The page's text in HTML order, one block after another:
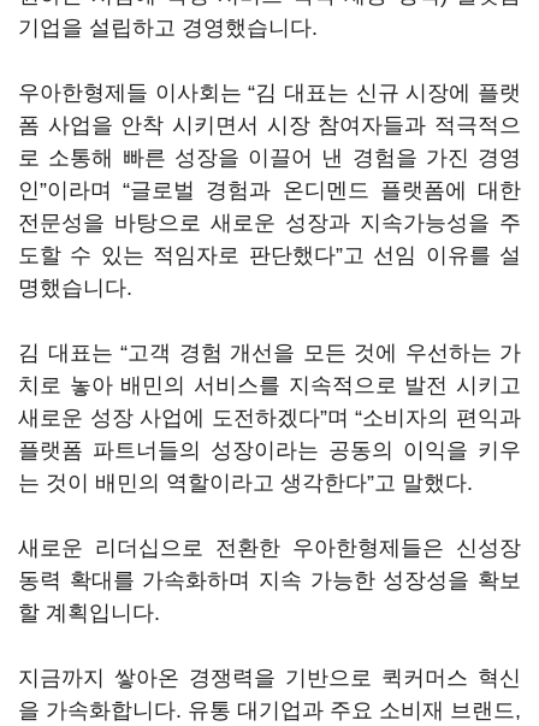
기업을 설립하고 경영했습니다.
우아한형제들 이사회는 “김 대표는 신규 시장에 플랫
폼 사업을 안착 시키면서 시장 참여자들과 적극적으
로 소통해 빠른 성장을 이끌어 낸 경험을 가진 경영
인”이라며 “글로벌 경험과 온디멘드 플랫폼에 대한
전문성을 바탕으로 새로운 성장과 지속가능성을 주
도할 수 있는 적임자로 판단했다”고 선임 이유를 설
명했습니다.
김 대표는 “고객 경험 개선을 모든 것에 우선하는 가
치로 놓아 배민의 서비스를 지속적으로 발전 시키고
새로운 성장 사업에 도전하겠다”며 “소비자의 편익과
플랫폼 파트너들의 성장이라는 공동의 이익을 키우
는 것이 배민의 역할이라고 생각한다”고 말했다.
새로운 리더십으로 전환한 우아한형제들은 신성장
동력 확대를 가속화하며 지속 가능한 성장성을 확보
할 계획입니다.
지금까지 쌓아온 경쟁력을 기반으로 퀵커머스 혁신
을 가속화합니다. 유통 대기업과 주요 소비재 브랜드,